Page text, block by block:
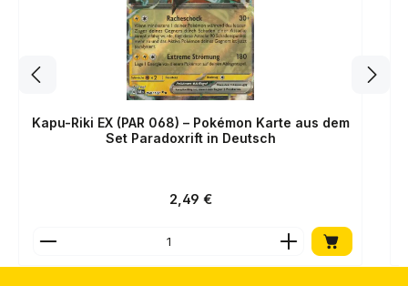
Kapu-Riki EX (PAR 068) – Pokémon Karte aus dem
Set Paradoxrift in Deutsch
Regulärer Preis:
2,49 €
Produkt Anzahl: Gib den gewünschten Wert